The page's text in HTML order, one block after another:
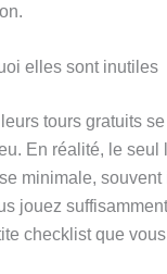
elles sont inutiles
tours gratuits
En réalité, le seul
minimale, souvent
jouez
checklist que